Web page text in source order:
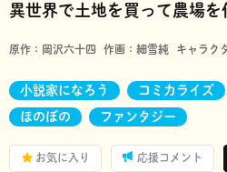
異世界で土地を買って農場を
原作： 岡沢六十四 作画： 細雪純 キャラク
小説家になろう コミカライズ
ほのぼの ファンタジー
お気に入り 応援コメント